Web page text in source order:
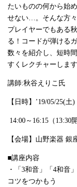
たいものの何から始
せない
。そんな方
プレイヤーでもある
る！コードが弾ける
数々を紹介し、短時
すくレクチャーします
講師:秋谷えりこ氏
【日時】 ’19/05/25(土)
14:00～ 16:15 （ 13:30
【会場】 山野楽器 銀
■講座内容
・「 3和音」「 4和音
コツをつかもう